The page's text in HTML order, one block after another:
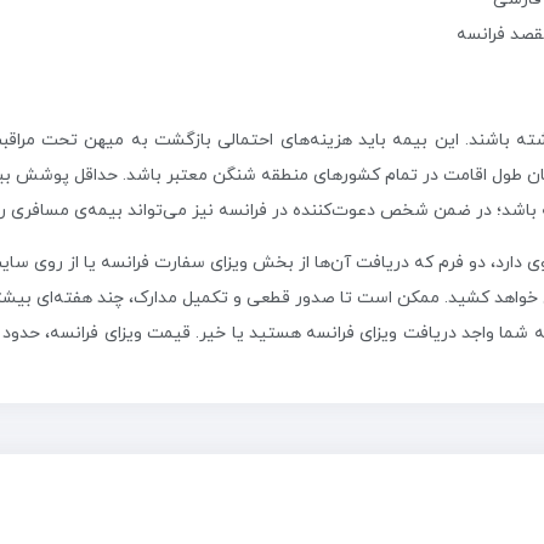
فرانسه
باشند. این بیمه باید هزینه‌های احتمالی بازگشت به میهن تحت
طول اقامت در تمام کشورهای منطقه شنگن معتبر باشد. حداقل
باشد؛ در ضمن شخص دعوت‌کننده در فرانسه نیز می‌تواند بیمه‌ی مسافری
دارد، دو فرم که دریافت آن‌ها از بخش ویزای سفارت فرانسه یا از روی
خواهد کشید. ممکن است تا صدور قطعی و تکمیل مدارک، چند هفته‌ای